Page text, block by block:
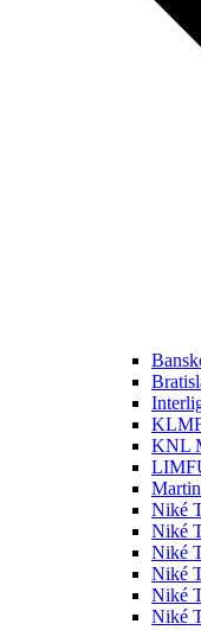
KNL
Niké
Niké
Niké
Niké
Niké
Niké